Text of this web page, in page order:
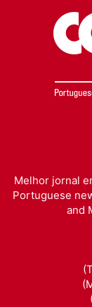
Melhor jornal
Portuguese
and